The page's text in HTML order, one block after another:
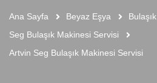
Ana Sayfa Beyaz Eşya
Seg Bulaşık Makinesi Servisi
Artvin Seg Bulaşık Makinesi Servisi